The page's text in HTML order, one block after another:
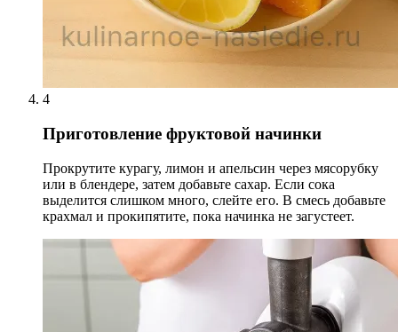
4
Приготовление фруктовой начинки
Прокрутите курагу, лимон и апельсин через мясорубку
или в блендере, затем добавьте сахар. Если сока
выделится слишком много, слейте его. В смесь добавьте
крахмал и прокипятите, пока начинка не загустеет.